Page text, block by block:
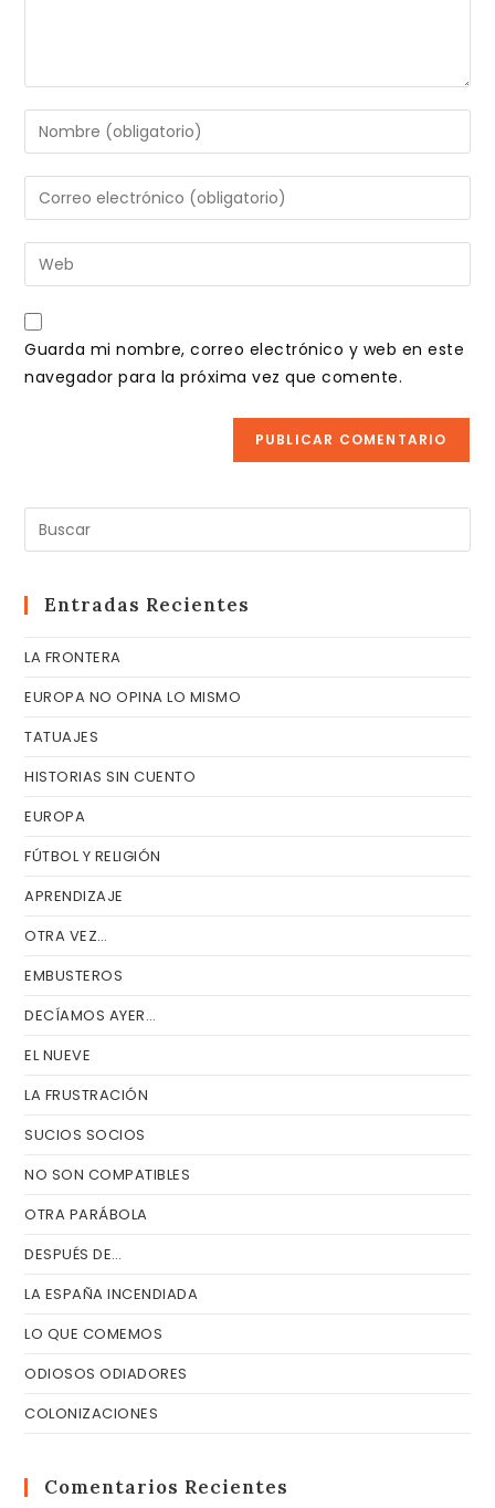
Introduce
tu
nombre
de
usuario
para
comentar
Introduce
tu
dirección
de
electrónico
para
comentar
Introduce
la
URL
de
Guarda mi nombre, correo electrónico y web en este
navegador para la próxima vez que comente.
Entradas Recientes
LA FRONTERA
EUROPA NO OPINA LO MISMO
TATUAJES
HISTORIAS SIN CUENTO
EUROPA
FÚTBOL Y RELIGIÓN
APRENDIZAJE
OTRA VEZ…
EMBUSTEROS
DECÍAMOS AYER…
EL NUEVE
LA FRUSTRACIÓN
SUCIOS SOCIOS
NO SON COMPATIBLES
OTRA PARÁBOLA
DESPUÉS DE…
LA ESPAÑA INCENDIADA
LO QUE COMEMOS
ODIOSOS ODIADORES
COLONIZACIONES
Comentarios Recientes